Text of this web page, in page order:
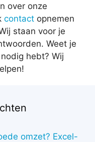
over onze
contact opnemen
staan voor je
Weet je
hebt? Wij
omzet? Excel-